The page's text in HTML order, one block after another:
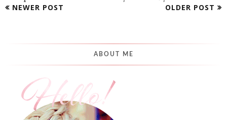
NEWER POST
OLDER POST
ABOUT ME